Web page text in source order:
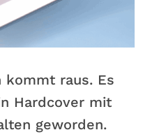
kommt raus. Es
Hardcover mit
geworden.